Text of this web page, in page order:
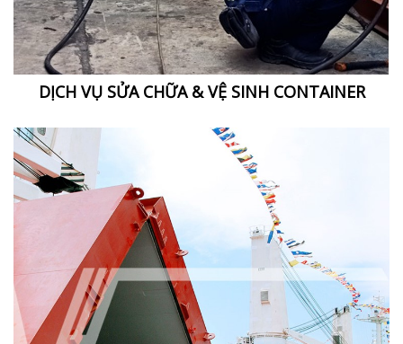
DỊCH VỤ SỬA CHỮA & VỆ SINH CONTAINER